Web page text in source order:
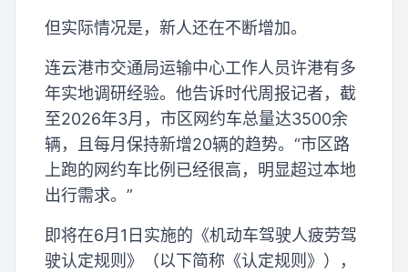
但实际情况是，新人还在不断增加。
连云港市交通局运输中心工作人员许港有多
年实地调研经验。他告诉时代周报记者，截
至2026年3月，市区网约车总量达3500余
辆，且每月保持新增20辆的趋势。“市区路
上跑的网约车比例已经很高，明显超过本地
出行需求。”
即将在6月1日实施的《机动车驾驶人疲劳驾
驶认定规则》（以下简称《认定规则》），